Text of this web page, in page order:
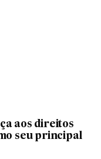
aos direitos
seu principal